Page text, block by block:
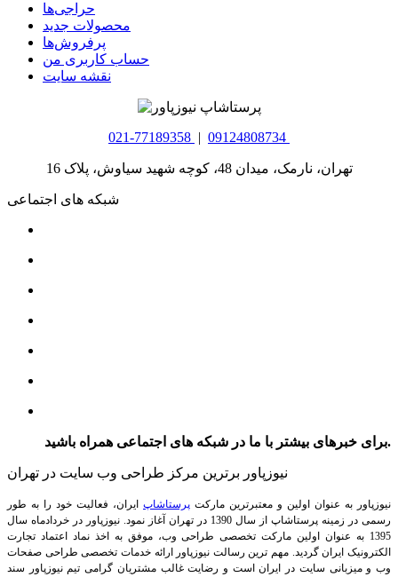
حراجی‌ها
محصولات جدید
پرفروش‌ها
حساب کاربری من
نقشه سایت
021-77189358 | 09124808734
تهران، نارمک، میدان 48، کوچه شهید سیاوش، پلاک 16
شبکه های اجتماعی
برای خبرهای بیشتر با ما در شبکه های اجتماعی همراه باشید.
نیوزپاور برترین مرکز طراحی وب سایت در تهران
نیوزپاور به عنوان اولین و معتبرترین مارکت پرستاشاپ ایران، فعالیت خود را به طور
رسمی در زمینه پرستاشاپ از سال 1390 در تهران آغاز نمود. نیوزپاور در خردادماه سال
1395 به عنوان اولین مارکت تخصصی طراحی وب، موفق به اخذ نماد اعتماد تجارت
الکترونیک ایران گردید. مهم ترین رسالت نیوزپاور ارائه خدمات تخصصی طراحی صفحات
وب و میزبانی سایت در ایران است و رضایت غالب مشتریان گرامی تیم نیوزپاور سند